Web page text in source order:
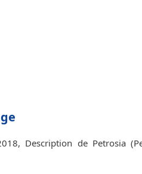
Description de Petrosia